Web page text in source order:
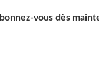
vous dès